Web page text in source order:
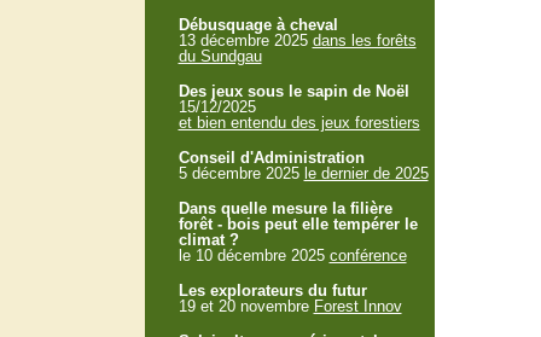
Débusquage à cheval
13 décembre 2025 dans les forêts
du Sundgau
Des jeux sous le sapin de Noël
15/12/2025
et bien entendu des jeux forestiers
Conseil d'Administration
5 décembre 2025 le dernier de 2025
Dans quelle mesure la filière
forêt - bois peut elle tempérer le
climat ?
le 10 décembre 2025 conférence
Les explorateurs du futur
19 et 20 novembre Forest Innov